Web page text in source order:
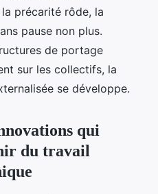
précarité rôde, la
pause non plus.
de portage
sur les collectifs, la
se développe.
qui
du travail